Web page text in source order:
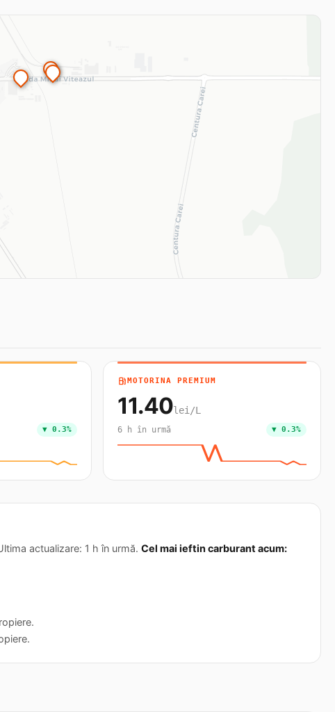
▼ 0.3%
local_gas_stationMOTORINA PREMIUM
11.40lei/L
6 h în urmă ▼ 0.3%
actualizare: 1 h în urmă. Cel mai ieftin carburant acum: